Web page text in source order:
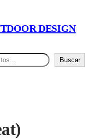
DESIGN
Buscar